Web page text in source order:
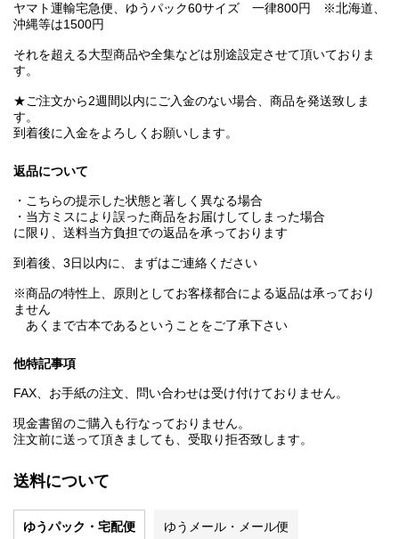
ヤマト運輸宅急便、ゆうパック60サイズ 一律800円 ※北海道、
沖縄等は1500円
それを超える大型商品や全集などは別途設定させて頂いておりま
す。
★ご注文から2週間以内にご入金のない場合、商品を発送致しま
す。
到着後に入金をよろしくお願いします。
返品について
・こちらの提示した状態と著しく異なる場合
・当方ミスにより誤った商品をお届けしてしまった場合
に限り、送料当方負担での返品を承っております
到着後、3日以内に、まずはご連絡ください
※商品の特性上、原則としてお客様都合による返品は承っており
ません
あくまで古本であるということをご了承下さい
他特記事項
FAX、お手紙の注文、問い合わせは受け付けておりません。
現金書留のご購入も行なっておりません。
注文前に送って頂きましても、受取り拒否致します。
送料について
ゆうパック・宅配便 ゆうメール・メール便